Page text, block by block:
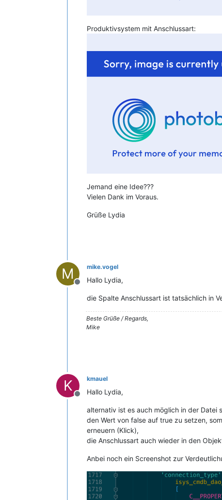
Produktivsystem mit Anschlussart:
Jemand eine Idee???
Vielen Dank im Voraus.
Grüße Lydia
M
Offline
mike.vogel
Hallo Lydia,
die Spalte Anschlussart ist tatsächlich in
Beste Grüße / Regards,
Mike
K
Offline
kmauel
Hallo Lydia,
alternativ ist es auch möglich in der Datei
den Wert von false auf true zu setzen,
erneuern (Klick),
die Anschlussart auch wieder in den
Anbei noch ein Screenshot zur